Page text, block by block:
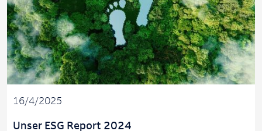
16/4/2025
Unser ESG Report 2024